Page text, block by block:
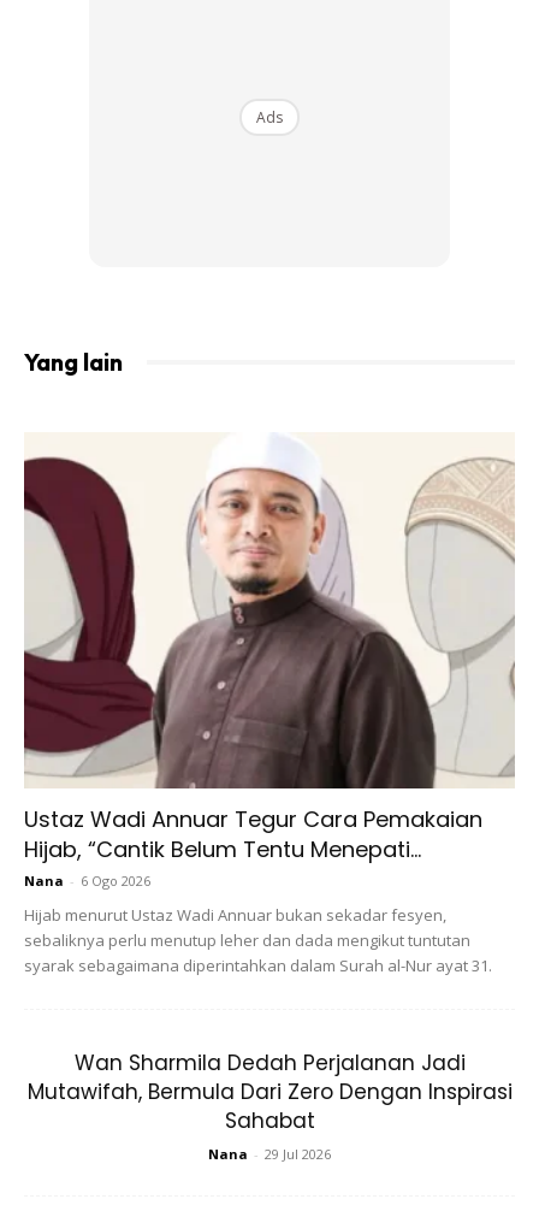
setiap hari. Dia juga perlu makan makanan yang
mempunyai vitamin dan mineral tertentu seperti protein,
Makan banyak makanan sihat yang berbeza adalah sangat
penting untuk anda dan bayi anda. Apabila anda memilih
makanan yang mempunyai banyak nutrien yang baik di
dalamnya, ia membantu badan anda kekal sihat dan
mendapatkan semua perkara yang diperlukan.
1.Buah-Buahan Dan Sayur-Sayuran
Makan sekurang-kurangnya 5 jenis buah-buahan dan
Ads
Yang lain
Ustaz Wadi Annuar Tegur Cara Pemakaian
Hijab, “Cantik Belum Tentu Menepati...
Nana - 6 Ogo 2026
Hijab menurut Ustaz Wadi Annuar bukan sekadar fesyen,
sebaliknya perlu menutup leher dan dada mengikut tuntutan
syarak sebagaimana diperintahkan dalam Surah al-Nur ayat 31.
Wan Sharmila Dedah Perjalanan Jadi
Mutawifah, Bermula Dari Zero Dengan Inspirasi
Sahabat
Nana - 29 Jul 2026